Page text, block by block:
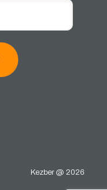
Kezber @ 2026